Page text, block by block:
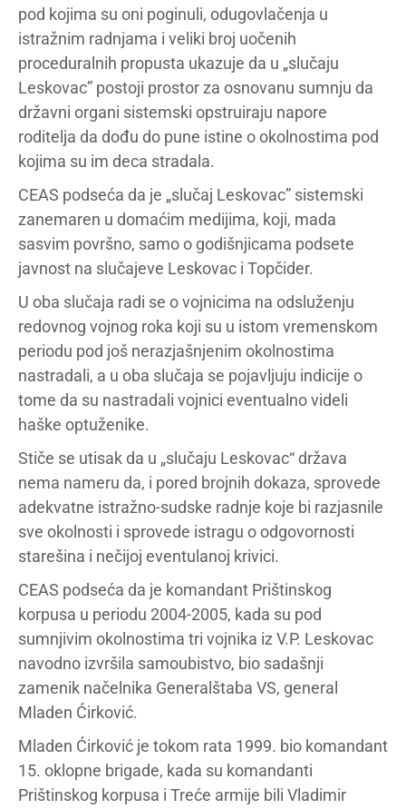
pod kojima su oni poginuli, odugovlačenja u
istražnim radnjama i veliki broj uočenih
proceduralnih propusta ukazuje da u „slučaju
Leskovac” postoji prostor za osnovanu sumnju da
državni organi sistemski opstruiraju napore
roditelja da dođu do pune istine o okolnostima pod
kojima su im deca stradala.
CEAS podseća da je „slučaj Leskovac” sistemski
zanemaren u domaćim medijima, koji, mada
sasvim površno, samo o godišnjicama podsete
javnost na slučajeve Leskovac i Topčider.
U oba slučaja radi se o vojnicima na odsluženju
redovnog vojnog roka koji su u istom vremenskom
periodu pod još nerazjašnjenim okolnostima
nastradali, a u oba slučaja se pojavljuju indicije o
tome da su nastradali vojnici eventualno videli
haške optuženike.
Stiče se utisak da u „slučaju Leskovac“ država
nema nameru da, i pored brojnih dokaza, sprovede
adekvatne istražno-sudske radnje koje bi razjasnile
sve okolnosti i sprovede istragu o odgovornosti
starešina i nečijoj eventulanoj krivici.
CEAS podseća da je komandant Prištinskog
korpusa u periodu 2004-2005, kada su pod
sumnjivim okolnostima tri vojnika iz V.P. Leskovac
navodno izvršila samoubistvo, bio sadašnji
zamenik načelnika Generalštaba VS, general
Mladen Ćirković.
Mladen Ćirković je tokom rata 1999. bio komandant
15. oklopne brigade, kada su komandanti
Prištinskog korpusa i Treće armije bili Vladimir